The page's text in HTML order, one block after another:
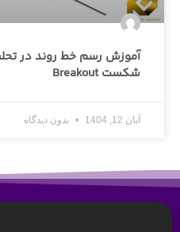
آموزش رسم خط روند در
شکست Breakout
آبان 12, 1404 بدون دیدگاه